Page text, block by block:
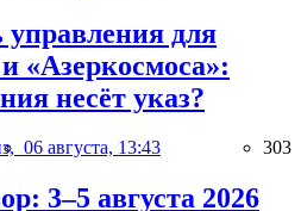
для
«Азеркосмоса»:
несёт указ?
06 августа, 13:43 303
3–5 августа 2026